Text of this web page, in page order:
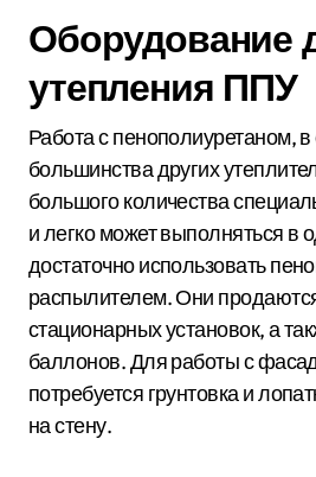
Оборудование
утепления ППУ
Работа с пенополиуретаном, в
большинства других
большого количества
и легко может выполняться в
достаточно использовать
распылителем. Они
стационарных установок, а
баллонов. Для работы с
потребуется грунтовка и
на стену.